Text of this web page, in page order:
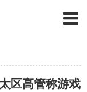
区高管称游戏